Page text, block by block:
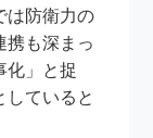
は防衛力の
携も深まっ
化」と捉
していると